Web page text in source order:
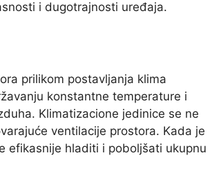
i dugotrajnosti uređaja.
prilikom postavljanja klima
konstantne temperature i
Klimatizacione jedinice se ne
ventilacije prostora. Kada je
efikasnije hladiti i poboljšati ukupnu